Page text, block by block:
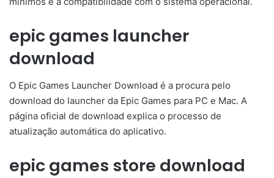
epic games launcher
download
O Epic Games Launcher Download é a procura pelo
download do launcher da Epic Games para PC e Mac. A
página oficial de download explica o processo de
atualização automática do aplicativo.
epic games store download